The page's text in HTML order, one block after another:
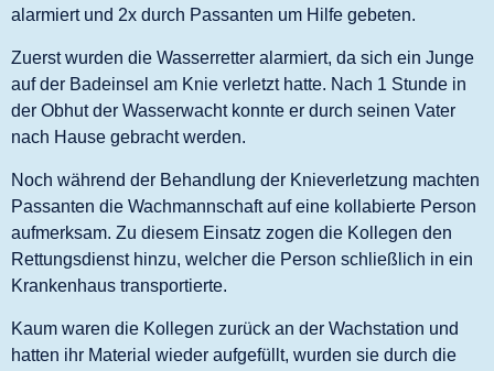
alarmiert und 2x durch Passanten um Hilfe gebeten.
Zuerst wurden die Wasserretter alarmiert, da sich ein Junge
auf der Badeinsel am Knie verletzt hatte. Nach 1 Stunde in
der Obhut der Wasserwacht konnte er durch seinen Vater
nach Hause gebracht werden.
Noch während der Behandlung der Knieverletzung machten
Passanten die Wachmannschaft auf eine kollabierte Person
aufmerksam. Zu diesem Einsatz zogen die Kollegen den
Rettungsdienst hinzu, welcher die Person schließlich in ein
Krankenhaus transportierte.
Kaum waren die Kollegen zurück an der Wachstation und
hatten ihr Material wieder aufgefüllt, wurden sie durch die